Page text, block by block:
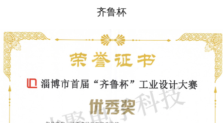
齐鲁杯